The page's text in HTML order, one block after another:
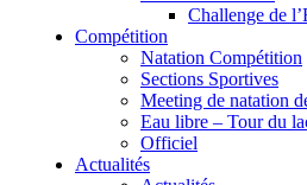
Challenge de
Compétition
Natation Compétition
Sections Sportives
Meeting de natation
Eau libre – Tour du
Officiel
Actualités